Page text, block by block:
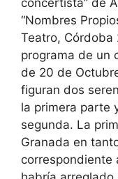
concertista” de
“Nombres
Teatro, Córdoba
programa de un
de 20 de
figuran dos
la primera parte
segunda. La
Granada en
correspondiente